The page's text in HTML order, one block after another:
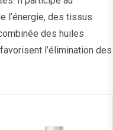
l’énergie, des tissus
des huiles
l’élimination des